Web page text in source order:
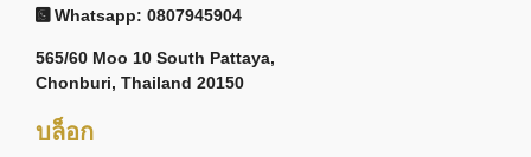
Whatsapp: 0807945904
565/60 Moo 10 South Pattaya,
Chonburi, Thailand 20150
บล็อก